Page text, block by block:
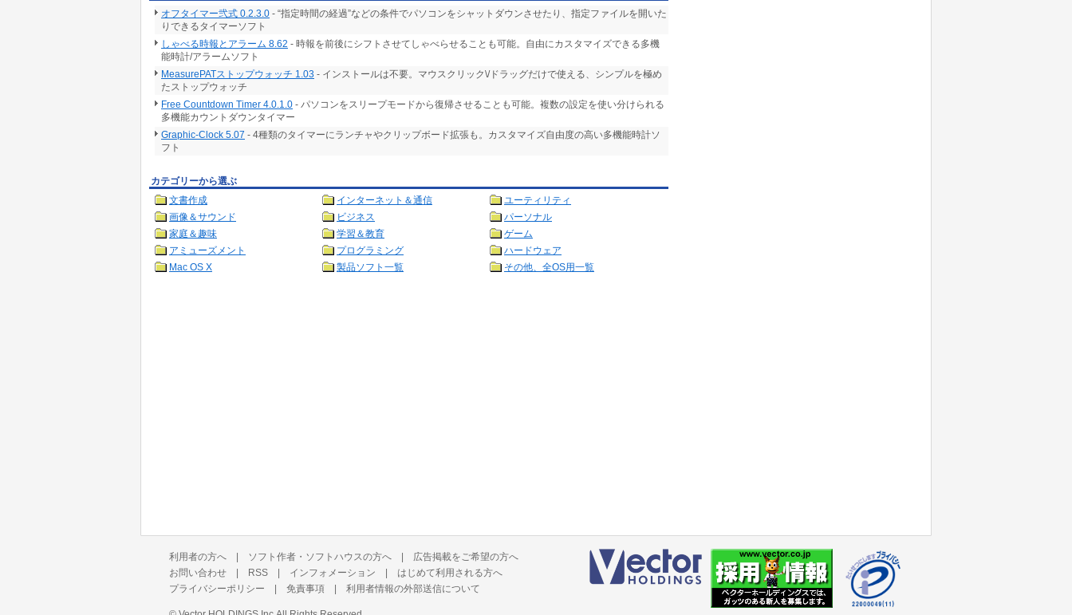
オフタイマー弐式 0.2.3.0 - “指定時間の経過”などの条件でパソコンをシャットダウンさせたり、指定ファイルを開いた
りできるタイマーソフト
しゃべる時報とアラーム 8.62 - 時報を前後にシフトさせてしゃべらせることも可能。自由にカスタマイズできる多機
能時計/アラームソフト
MeasurePATストップウォッチ 1.03 - インストールは不要。マウスクリック\/ドラッグだけで使える、シンプルを極め
たストップウォッチ
Free Countdown Timer 4.0.1.0 - パソコンをスリープモードから復帰させることも可能。複数の設定を使い分けられる
多機能カウントダウンタイマー
Graphic-Clock 5.07 - 4種類のタイマーにランチャやクリップボード拡張も。カスタマイズ自由度の高い多機能時計ソ
フト
カテゴリーから選ぶ
文書作成
インターネット＆通信
ユーティリティ
画像＆サウンド
ビジネス
パーソナル
家庭＆趣味
学習＆教育
ゲーム
アミューズメント
プログラミング
ハードウェア
Mac OS X
製品ソフト一覧 その他、全OS用一覧
利用者の方へ | ソフト作者・ソフトハウスの方へ | 広告掲載をご希望の方へ
お問い合わせ | RSS | インフォメーション | はじめて利用される方へ
プライバシーポリシー | 免責事項 | 利用者情報の外部送信について